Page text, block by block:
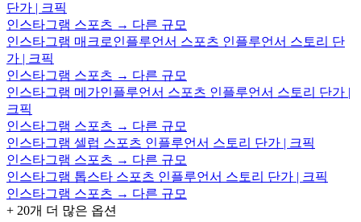
단가 | 크픽
인스타그램 스포츠 → 다른 규모
인스타그램 매크로인플루언서 스포츠 인플루언서 스토리 단
가 | 크픽
인스타그램 스포츠 → 다른 규모
인스타그램 메가인플루언서 스포츠 인플루언서 스토리 단가 |
크픽
인스타그램 스포츠 → 다른 규모
인스타그램 셀럽 스포츠 인플루언서 스토리 단가 | 크픽
인스타그램 스포츠 → 다른 규모
인스타그램 톱스타 스포츠 인플루언서 스토리 단가 | 크픽
인스타그램 스포츠 → 다른 규모
+ 20개 더 많은 옵션